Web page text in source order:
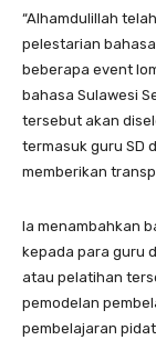
“Alhamdulillah
pelestarian
beberapa event
bahasa Sulawesi
tersebut akan
termasuk guru SD
memberikan
Ia menambahkan
kepada para guru
atau pelatihan
pemodelan
pembelajaran